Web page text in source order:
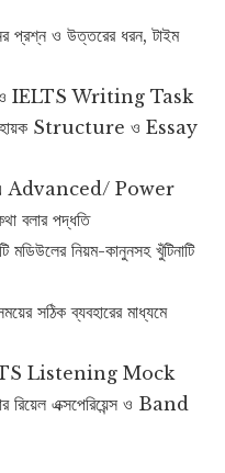
প্রশ্ন ও উত্তরের ধরন, টাইম
IELTS Writing Task
সহায়ক Structure ও Essay
Advanced/ Power
বলার পদ্ধতি
নিয়ম-কানুনসহ খুঁটিনাটি
সঠিক ব্যবহারের মাধ্যমে
Listening Mock
এক্সপেরিয়েন্স ও Band